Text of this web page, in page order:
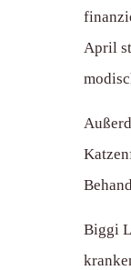
April
Biggi